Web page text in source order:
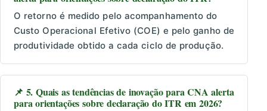
O retorno é medido pelo acompanhamento do
Custo Operacional Efetivo (COE) e pelo ganho de
produtividade obtido a cada ciclo de produção.
📌 5. Quais as tendências de inovação para CNA alerta
para orientações sobre declaração do ITR em 2026?